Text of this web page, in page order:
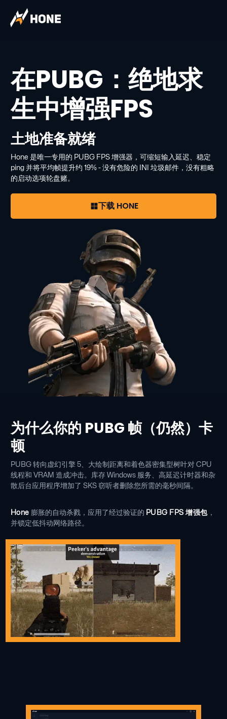
在PUBG：绝地求
生中增强FPS
土地准备就绪
Hone 是唯一专用的 PUBG FPS 增强器，可缩短输入延迟、稳定
ping 并将平均帧提升约 19% - 没有危险的 INI 垃圾邮件，没有粗略
的启动选项轮盘赌。
下载 HONE
为什么你的 PUBG 帧（仍然）卡
顿
PUBG 转向虚幻引擎 5、大绘制距离和着色器密集型树叶对 CPU
线程和 VRAM 造成冲击。库存 Windows 服务、高延迟计时器和杂
散后台应用程序增加了 SKS 窃听者删除您所需的毫秒间隔。
Hone 膨胀的自动杀戮，应用了经过验证的 PUBG FPS 增强包，
并锁定低抖动网络路径。